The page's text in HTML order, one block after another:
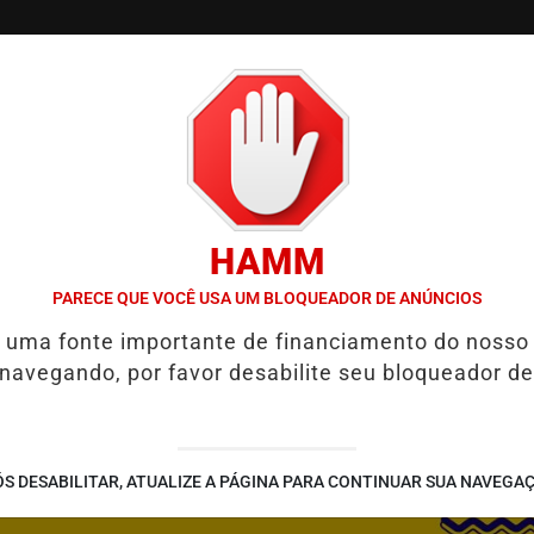
GUIA COMERCIAL NOTÍCIAS
ÀS MULHERES EBC ENTRA COM AÇÃO PARA DAR
HAMM
PARECE QUE VOCÊ USA UM BLOQUEADOR DE ANÚNCIOS
fonte importante de financiamento do nosso
por favor desabilite seu bloqueador
DESABILITAR, ATUALIZE A PÁGINA PARA CONTINUAR SUA